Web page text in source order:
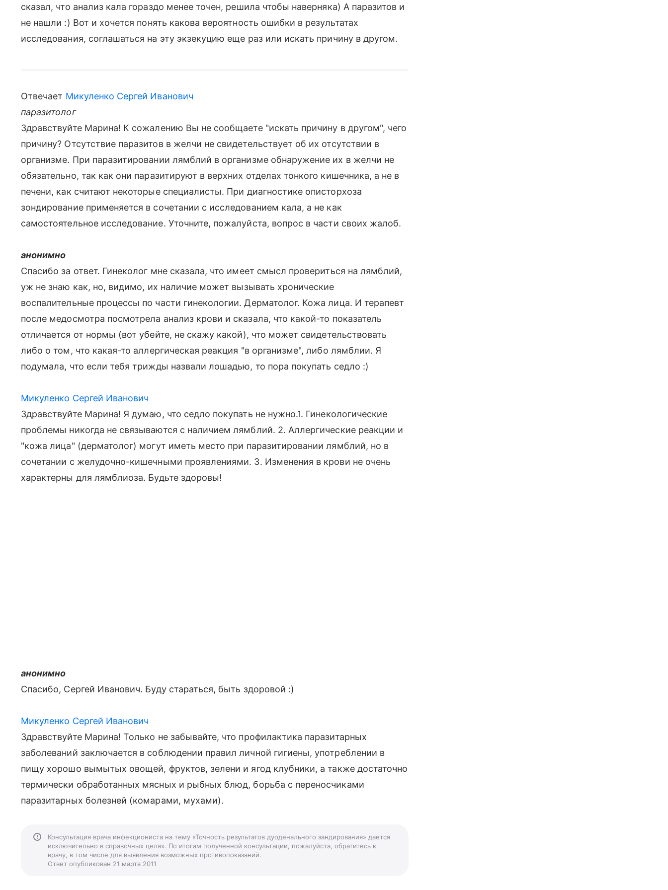
сказал, что анализ кала гораздо менее точен, решила чтобы наверняка) А паразитов и
не нашли :) Вот и хочется понять какова вероятность ошибки в результатах
исследования, соглашаться на эту экзекуцию еще раз или искать причину в другом.
Отвечает Микуленко Сергей Иванович
паразитолог
Здравствуйте Марина! К сожалению Вы не сообщаете "искать причину в другом", чего
причину? Отсутствие паразитов в желчи не свидетельствует об их отсутствии в
организме. При паразитировании лямблий в организме обнаружение их в желчи не
обязательно, так как они паразитируют в верхних отделах тонкого кишечника, а не в
печени, как считают некоторые специалисты. При диагностике описторхоза
зондирование применяется в сочетании с исследованием кала, а не как
самостоятельное исследование. Уточните, пожалуйста, вопрос в части своих жалоб.
анонимно
Спасибо за ответ. Гинеколог мне сказала, что имеет смысл провериться на лямблий,
уж не знаю как, но, видимо, их наличие может вызывать хронические
воспалительные процессы по части гинекологии. Дерматолог. Кожа лица. И терапевт
после медосмотра посмотрела анализ крови и сказала, что какой-то показатель
отличается от нормы (вот убейте, не скажу какой), что может свидетельствовать
либо о том, что какая-то аллергическая реакция "в организме", либо лямблии. Я
подумала, что если тебя трижды назвали лошадью, то пора покупать седло :)
Микуленко Сергей Иванович
Здравствуйте Марина! Я думаю, что седло покупать не нужно.1. Гинекологические
проблемы никогда не связываются с наличием лямблий. 2. Аллергические реакции и
"кожа лица" (дерматолог) могут иметь место при паразитировании лямблий, но в
сочетании с желудочно-кишечными проявлениями. 3. Изменения в крови не очень
характерны для лямблиоза. Будьте здоровы!
анонимно
Спасибо, Сергей Иванович. Буду стараться, быть здоровой :)
Микуленко Сергей Иванович
Здравствуйте Марина! Только не забывайте, что профилактика паразитарных
заболеваний заключается в соблюдении правил личной гигиены, употреблении в
пищу хорошо вымытых овощей, фруктов, зелени и ягод клубники, а также достаточно
термически обработанных мясных и рыбных блюд, борьба с переносчиками
паразитарных болезней (комарами, мухами).
Консультация врача инфекциониста на тему «Точность результатов дуоденального зандирования» дается
исключительно в справочных целях. По итогам полученной консультации, пожалуйста, обратитесь к
врачу, в том числе для выявления возможных противопоказаний.
Ответ опубликован 21 марта 2011